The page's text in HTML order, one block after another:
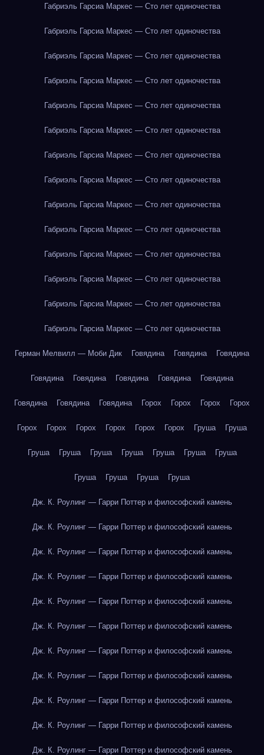
Габриэль Гарсиа Маркес — Сто лет одиночества
Габриэль Гарсиа Маркес — Сто лет одиночества
Габриэль Гарсиа Маркес — Сто лет одиночества
Габриэль Гарсиа Маркес — Сто лет одиночества
Габриэль Гарсиа Маркес — Сто лет одиночества
Габриэль Гарсиа Маркес — Сто лет одиночества
Габриэль Гарсиа Маркес — Сто лет одиночества
Габриэль Гарсиа Маркес — Сто лет одиночества
Габриэль Гарсиа Маркес — Сто лет одиночества
Габриэль Гарсиа Маркес — Сто лет одиночества
Габриэль Гарсиа Маркес — Сто лет одиночества
Габриэль Гарсиа Маркес — Сто лет одиночества
Габриэль Гарсиа Маркес — Сто лет одиночества
Габриэль Гарсиа Маркес — Сто лет одиночества
Герман Мелвилл — Моби Дик Говядина Говядина Говядина
Говядина Говядина Говядина Говядина Говядина
Говядина Говядина Говядина Горох Горох Горох Горох
Горох Горох Горох Горох Горох Горох Груша Груша
Груша Груша Груша Груша Груша Груша Груша
Груша Груша Груша Груша
Дж. К. Роулинг — Гарри Поттер и философский камень
Дж. К. Роулинг — Гарри Поттер и философский камень
Дж. К. Роулинг — Гарри Поттер и философский камень
Дж. К. Роулинг — Гарри Поттер и философский камень
Дж. К. Роулинг — Гарри Поттер и философский камень
Дж. К. Роулинг — Гарри Поттер и философский камень
Дж. К. Роулинг — Гарри Поттер и философский камень
Дж. К. Роулинг — Гарри Поттер и философский камень
Дж. К. Роулинг — Гарри Поттер и философский камень
Дж. К. Роулинг — Гарри Поттер и философский камень
Дж. К. Роулинг — Гарри Поттер и философский камень